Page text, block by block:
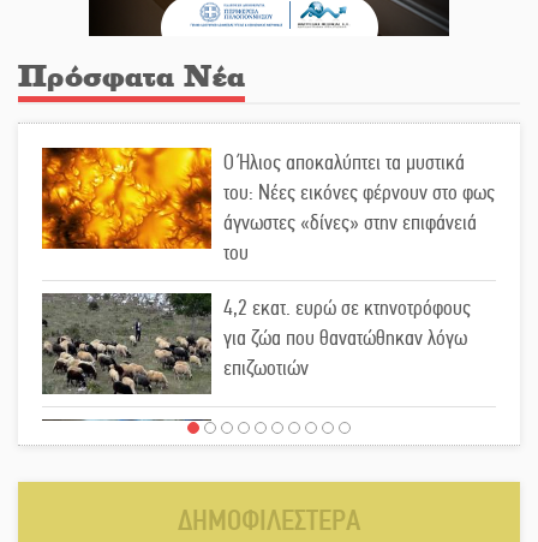
Πρόσφατα Νέα
Ο Ήλιος αποκαλύπτει τα μυστικά
του: Νέες εικόνες φέρνουν στο φως
άγνωστες «δίνες» στην επιφάνειά
του
4,2 εκατ. ευρώ σε κτηνοτρόφους
για ζώα που θανατώθηκαν λόγω
επιζωοτιών
Η ψυχολογία της ανατροπής στο
ΔΗΜΟΦΙΛΕΣΤΕΡΑ